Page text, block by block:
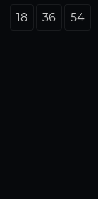
18 36 54